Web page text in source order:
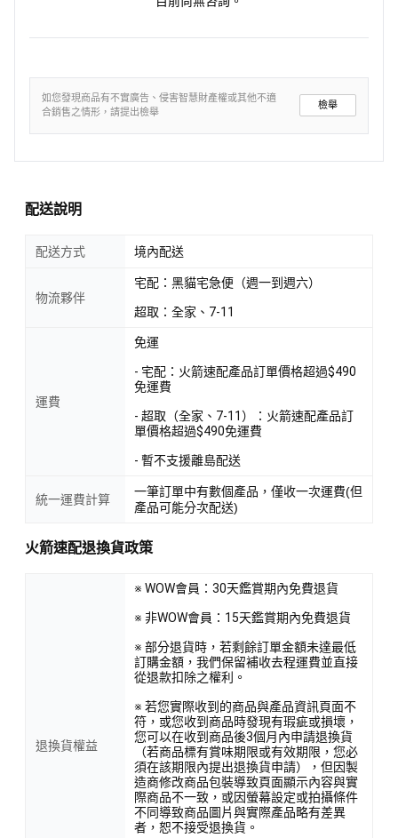
如您發現商品有不實廣告、侵害智慧財產權或其他不適
合銷售之情形，請提出檢舉
檢舉
配送說明
配送方式 境內配送
物流夥伴
宅配：黑貓宅急便（週一到週六）
超取：全家、7-11
運費
免運
- 宅配：火箭速配產品訂單價格超過$490
免運費
- 超取（全家、7-11）：火箭速配產品訂
單價格超過$490免運費
- 暫不支援離島配送
統一運費計算
一筆訂單中有數個產品，僅收一次運費(但
產品可能分次配送)
火箭速配退換貨政策
退換貨權益
※ WOW會員：30天鑑賞期內免費退貨
※ 非WOW會員：15天鑑賞期內免費退貨
※ 部分退貨時，若剩餘訂單金額未達最低
訂購金額，我們保留補收去程運費並直接
從退款扣除之權利。
※ 若您實際收到的商品與產品資訊頁面不
符，或您收到商品時發現有瑕疵或損壞，
您可以在收到商品後3個月內申請退換貨
（若商品標有賞味期限或有效期限，您必
須在該期限內提出退換貨申請），但因製
造商修改商品包裝導致頁面顯示內容與實
際商品不一致，或因螢幕設定或拍攝條件
不同導致商品圖片與實際產品略有差異
者，恕不接受退換貨。